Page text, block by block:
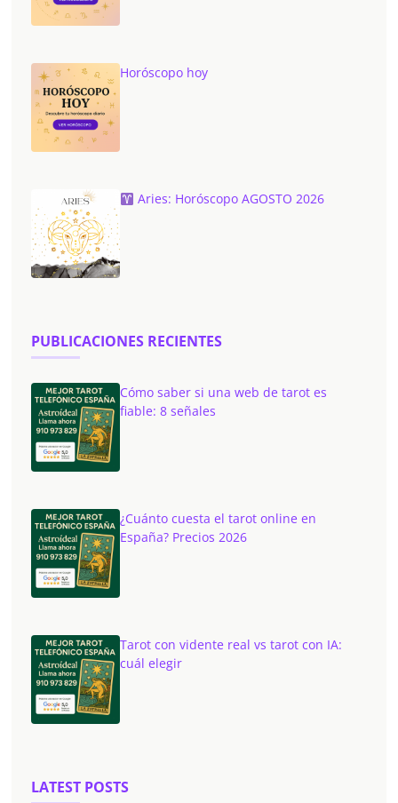
Horóscopo hoy
Aries: Horóscopo AGOSTO 2026
PUBLICACIONES RECIENTES
Cómo saber si una web de tarot es
fiable: 8 señales
¿Cuánto cuesta el tarot online en
España? Precios 2026
Tarot con vidente real vs tarot con IA:
cuál elegir
LATEST POSTS